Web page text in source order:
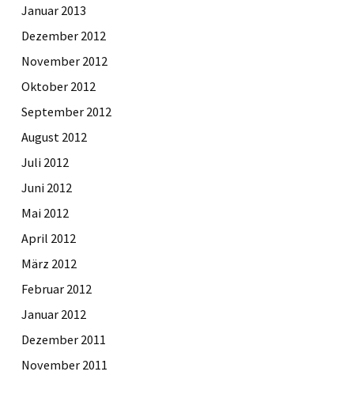
Januar 2013
Dezember 2012
November 2012
Oktober 2012
September 2012
August 2012
Juli 2012
Juni 2012
Mai 2012
April 2012
März 2012
Februar 2012
Januar 2012
Dezember 2011
November 2011